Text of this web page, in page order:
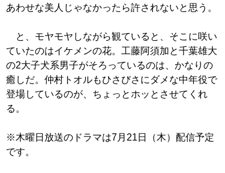
あわせな美人じゃなかったら許されないと思う。
と、モヤモヤしながら観ていると、そこに咲い
ていたのはイケメンの花。工藤阿須加と千葉雄大
の2大子犬系男子がそろっているのは、かなりの
癒しだ。仲村トオルもひさびさにダメな中年役で
登場しているのが、ちょっとホッとさせてくれ
る。
※木曜日放送のドラマは7月21日（木）配信予定
です。